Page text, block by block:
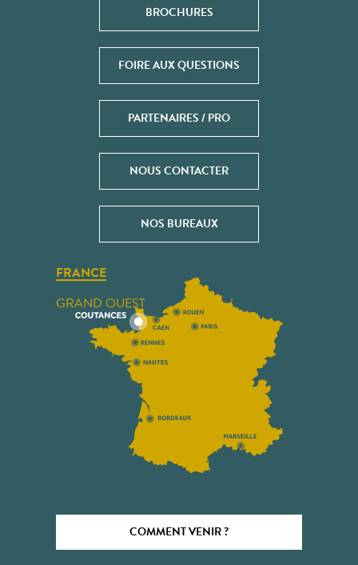
BROCHURES
FOIRE AUX QUESTIONS
PARTENAIRES / PRO
NOUS CONTACTER
NOS BUREAUX
FRANCE
GRAND OUEST
COMMENT VENIR ?